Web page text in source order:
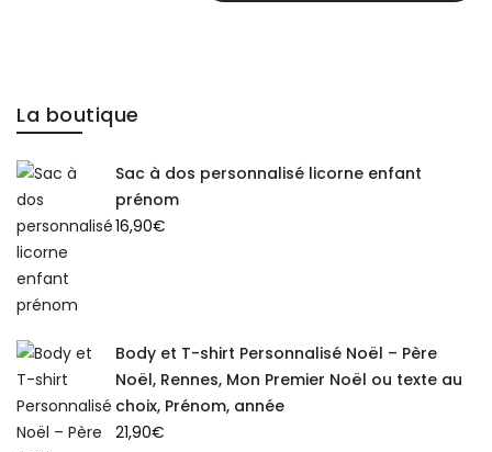
La boutique
Sac à dos personnalisé licorne enfant
prénom
16,90€
Body et T-shirt Personnalisé Noël – Père
Noël, Rennes, Mon Premier Noël ou texte au
choix, Prénom, année
21,90€